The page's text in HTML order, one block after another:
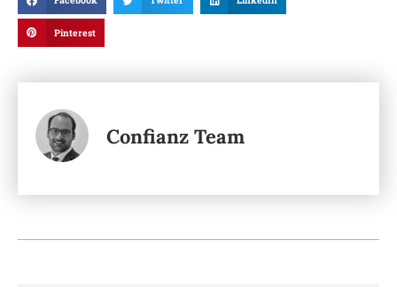
Pinterest
Confianz Team